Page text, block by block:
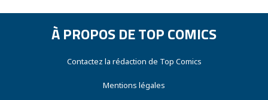
À PROPOS DE TOP COMICS
Contactez la rédaction de Top Comics
Mentions légales